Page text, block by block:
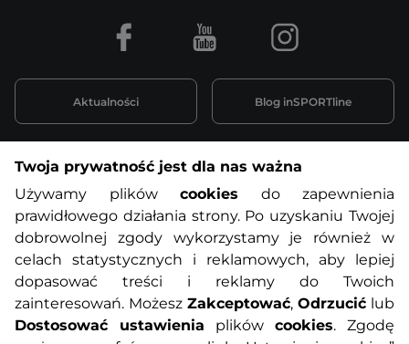
Informacje o zakupach
O nas Regulamin sklepu
Polityka prywatności Koszty przesyłek
Aktualności Blog inSPORTline
Facebook Youtube Instagram
Twoja prywatność jest dla nas ważna
Używamy plików cookies do zapewnienia
prawidłowego działania strony. Po uzyskaniu Twojej
dobrowolnej zgody wykorzystamy je również w
celach statystycznych i reklamowych, aby lepiej
dopasować treści i reklamy do Twoich
zainteresowań. Możesz Zakceptować, Odrzucić lub
Dostosować ustawienia plików cookies. Zgodę